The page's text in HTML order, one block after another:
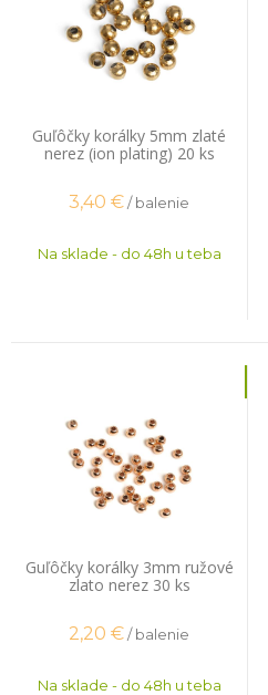
Guľôčky korálky 5mm zlaté
nerez (ion plating) 20 ks
3,40 €/ balenie
Na sklade - do 48h u teba
Guľôčky korálky 3mm ružové
zlato nerez 30 ks
2,20 €/ balenie
Na sklade - do 48h u teba